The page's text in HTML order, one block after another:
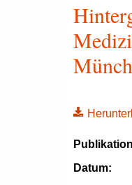
Datum: